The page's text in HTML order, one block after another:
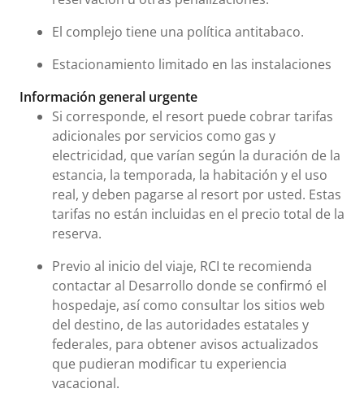
El complejo tiene una política antitabaco.
Estacionamiento limitado en las instalaciones
Información general urgente
Si corresponde, el resort puede cobrar tarifas
adicionales por servicios como gas y
electricidad, que varían según la duración de la
estancia, la temporada, la habitación y el uso
real, y deben pagarse al resort por usted. Estas
tarifas no están incluidas en el precio total de la
reserva.
Previo al inicio del viaje, RCI te recomienda
contactar al Desarrollo donde se confirmó el
hospedaje, así como consultar los sitios web
del destino, de las autoridades estatales y
federales, para obtener avisos actualizados
que pudieran modificar tu experiencia
vacacional.